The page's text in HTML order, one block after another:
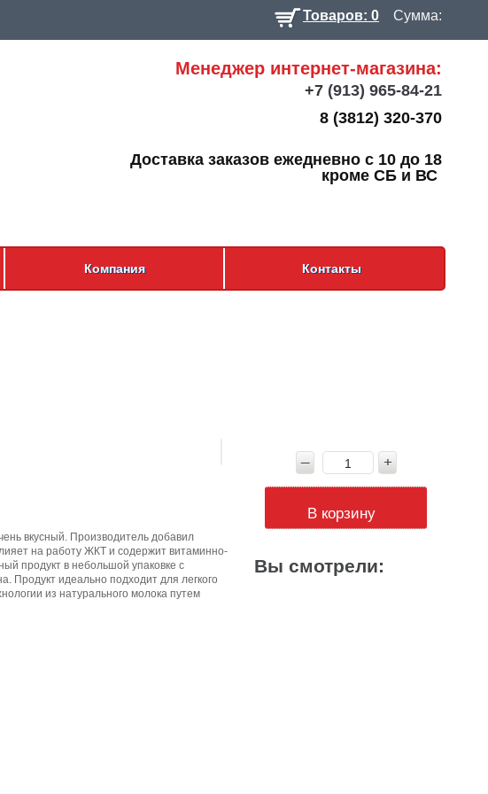
Товаров: 0 Сумма:
Менеджер интернет-магазина:
+7 (913) 965-84-21
8 (3812) 320-370
Доставка заказов ежедневно с 10 до 18
кроме СБ и ВС
Компания Контакты
вкусный. Производитель добавил
на работу ЖКТ и содержит витаминно-
продукт в небольшой упаковке с
идеально подходит для легкого
из натурального молока путем
В корзину
Вы смотрели: